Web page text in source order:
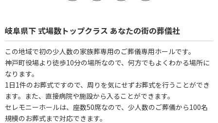
岐阜県下 式場数トップクラス あなたの街の葬儀社
この地域で初の少人数の家族葬専用のご葬儀専用ホールです。
神戸町役場より徒歩10分の場所なので、何方でもよくわかる場所に
なります。
1日1件のお葬式ですので、周りを気にせずお葬式を行うことができ
ます。また、直接病院や施設から入ることができます。
セレモニーホールは、座数50席なので、少人数のご葬儀から100名
規模のお葬式まで対応できます。